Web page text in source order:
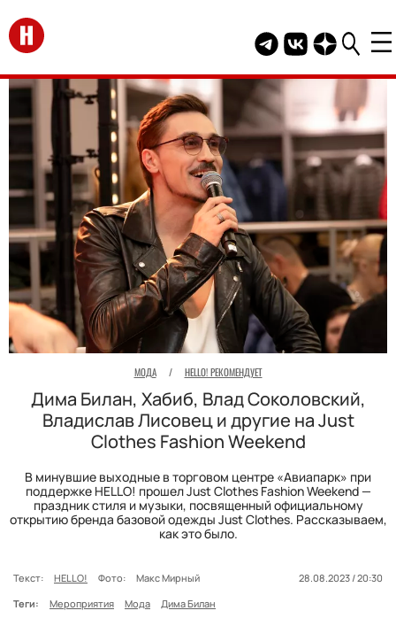
Перейти на главную
Telegram канал
Группа HELLO
Канал
МОДА / HELLO! РЕКОМЕНДУЕТ
Дима Билан, Хабиб, Влад Соколовский,
Владислав Лисовец и другие на Just
Clothes Fashion Weekend
В минувшие выходные в торговом центре «Авиапарк» при
поддержке HELLO! прошел Just Clothes Fashion Weekend —
праздник стиля и музыки, посвященный официальному
открытию бренда базовой одежды Just Clothes. Рассказываем,
как это было.
Текст: HELLO! Фото: Макс Мирный
28.08.2023 / 20:30
Теги:
Мероприятия Мода Дима Билан